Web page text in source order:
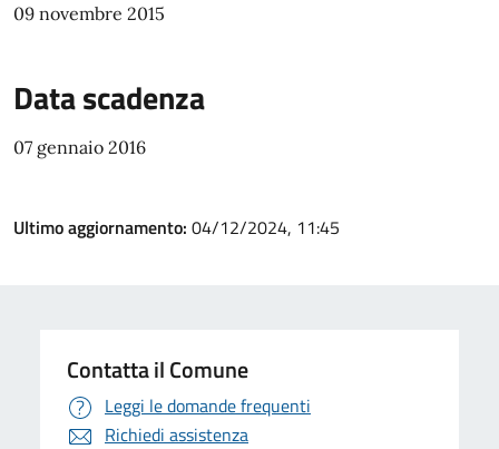
09 novembre 2015
Data scadenza
07 gennaio 2016
Ultimo aggiornamento: 04/12/2024, 11:45
Contatta il Comune
Leggi le domande frequenti
Richiedi assistenza